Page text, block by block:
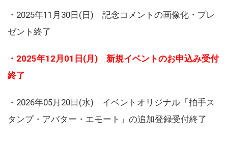
・2025年11月30日(日) 記念コメントの画像化・プレ
ゼント終了
・2025年12月01日(月) 新規イベントのお申込み受付
終了
・2026年05月20日(水) イベントオリジナル「拍手ス
タンプ・アバター・エモート」の追加登録受付終了